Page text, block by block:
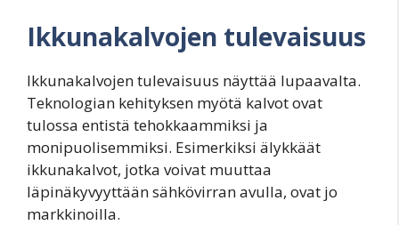
Ikkunakalvojen tulevaisuus
Ikkunakalvojen tulevaisuus näyttää lupaavalta.
Teknologian kehityksen myötä kalvot ovat
tulossa entistä tehokkaammiksi ja
monipuolisemmiksi. Esimerkiksi älykkäät
ikkunakalvot, jotka voivat muuttaa
läpinäkyvyyttään sähkövirran avulla, ovat jo
markkinoilla.